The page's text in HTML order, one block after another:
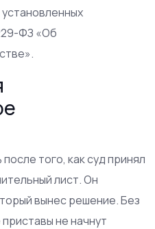
ФЗ «Об
того, как суд принял
лист. Он
вынес решение. Без
не начнут